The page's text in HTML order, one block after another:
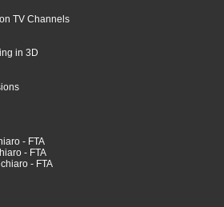
TV Channels
in 3D
- FTA
- FTA
- FTA